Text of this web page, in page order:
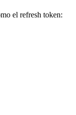
el refresh token: